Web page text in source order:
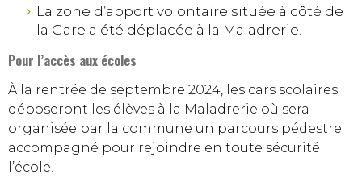
La zone d’apport volontaire située à côté de
la Gare a été déplacée à la Maladrerie.
Pour l’accès aux écoles
À la rentrée de septembre 2024, les cars scolaires
déposeront les élèves à la Maladrerie où sera
organisée par la commune un parcours pédestre
accompagné pour rejoindre en toute sécurité
l’école.